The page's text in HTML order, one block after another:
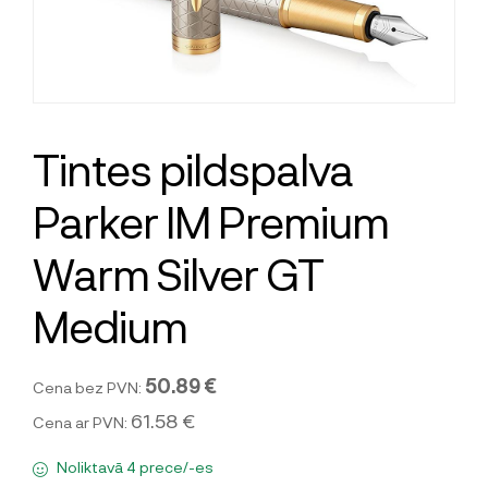
Tintes pildspalva
Parker IM Premium
Warm Silver GT
Medium
Cena bez PVN: 50.89 €
Cena ar PVN: 61.58 €
Noliktavā 4 prece/-es